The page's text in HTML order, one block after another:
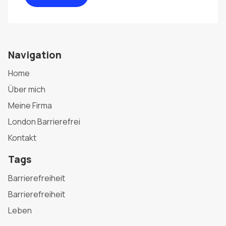
Navigation
Home
Über mich
Meine Firma
London Barrierefrei
Kontakt
Tags
Barrierefreiheit
Barrierefreiheit
Leben